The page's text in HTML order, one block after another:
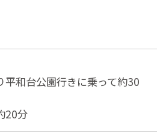
平和台公園行きに乗って約30
20分